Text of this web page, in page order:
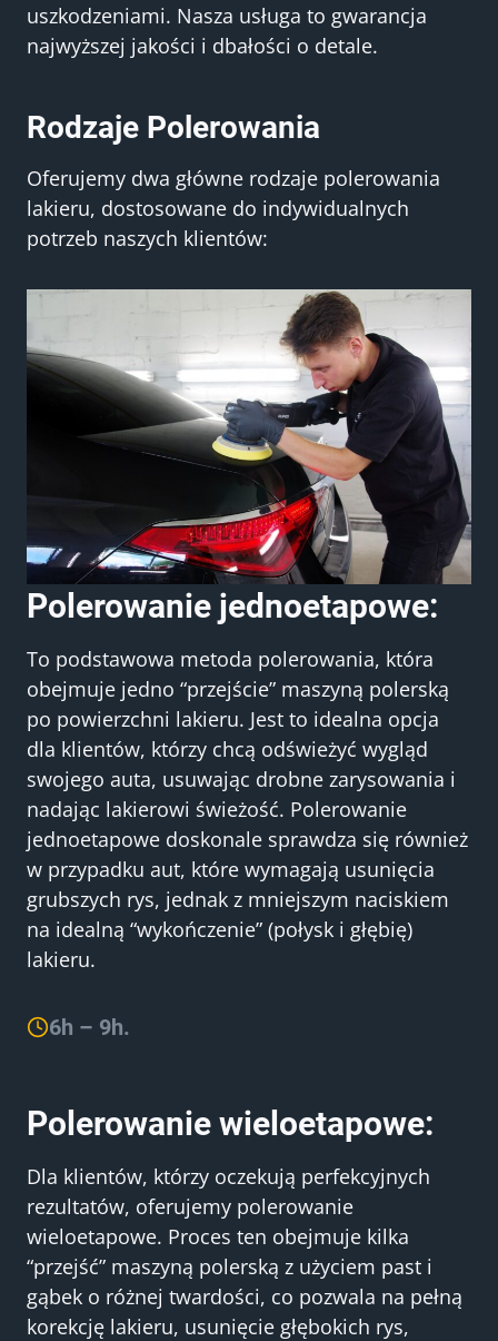
uszkodzeniami. Nasza usługa to gwarancja
najwyższej jakości i dbałości o detale.
Rodzaje Polerowania
Oferujemy dwa główne rodzaje polerowania
lakieru, dostosowane do indywidualnych
potrzeb naszych klientów:
Polerowanie jednoetapowe:
To podstawowa metoda polerowania, która
obejmuje jedno “przejście” maszyną polerską
po powierzchni lakieru. Jest to idealna opcja
dla klientów, którzy chcą odświeżyć wygląd
swojego auta, usuwając drobne zarysowania i
nadając lakierowi świeżość. Polerowanie
jednoetapowe doskonale sprawdza się również
w przypadku aut, które wymagają usunięcia
grubszych rys, jednak z mniejszym naciskiem
na idealną “wykończenie” (połysk i głębię)
lakieru.
6h – 9h.
Polerowanie wieloetapowe:
Dla klientów, którzy oczekują perfekcyjnych
rezultatów, oferujemy polerowanie
wieloetapowe. Proces ten obejmuje kilka
“przejść” maszyną polerską z użyciem past i
gąbek o różnej twardości, co pozwala na pełną
korekcję lakieru, usunięcie głębokich rys,